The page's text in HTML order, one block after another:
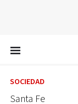
SOCIEDAD
Santa Fe